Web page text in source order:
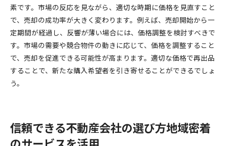
素です。市場の反応を見ながら、適切な時期に価格を見直すこと
で、売却の成功率が大きく変わります。例えば、売却開始から一
定期間が経過し、反響が薄い場合には、価格調整を検討すべきで
す。市場の需要や競合物件の動きに応じて、価格を調整すること
で、売却を促進できる可能性が高まります。適切な価格で再出品
することで、新たな購入希望者を引き寄せることができるでしょ
う。
信頼できる不動産会社の選び方地域密着